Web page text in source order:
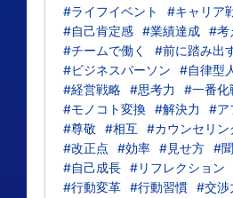
#ライフイベント
#キャリア
#自己肯定感 #業績達成 #考
#チームで働く
#前に踏み出
#ビジネスパーソン
#自律型
#経営戦略 #思考力
#一番化
#モノコト変換 #解決力
#ア
#尊敬
#相互 #カウンセリン
#改正点
#効率 #見せ方 #
#自己成長 #リフレクション
#行動変革 #行動習慣 #交渉